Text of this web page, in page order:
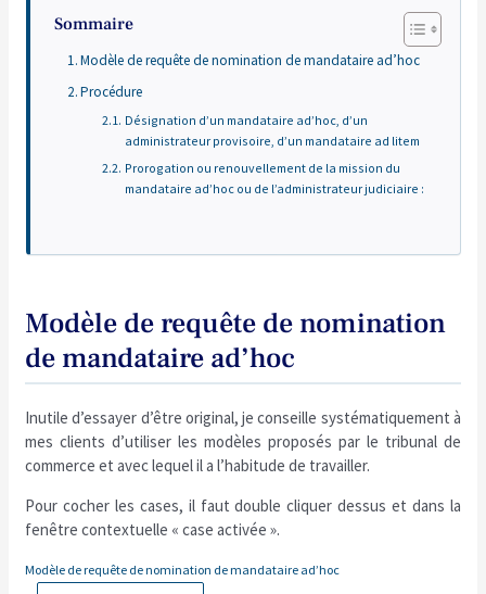
Sommaire
Modèle de requête de nomination de mandataire ad’hoc
Procédure
Désignation d’un mandataire ad’hoc, d’un
administrateur provisoire, d’un mandataire ad litem
Prorogation ou renouvellement de la mission du
mandataire ad’hoc ou de l’administrateur judiciaire :
Modèle de requête de nomination
de mandataire ad’hoc
Inutile d’essayer d’être original, je conseille systématiquement à
mes clients d’utiliser les modèles proposés par le tribunal de
commerce et avec lequel il a l’habitude de travailler.
Pour cocher les cases, il faut double cliquer dessus et dans la
fenêtre contextuelle « case activée ».
Modèle de requête de nomination de mandataire ad’hoc